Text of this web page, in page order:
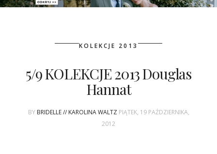
KONKURSY
KOLEKCJE 2013
5/9 KOLEKCJE 2013 Douglas
Hannat
BY BRIDELLE // KAROLINA WALTZ PIĄTEK, 19 PAŹDZIERNIKA,
2012